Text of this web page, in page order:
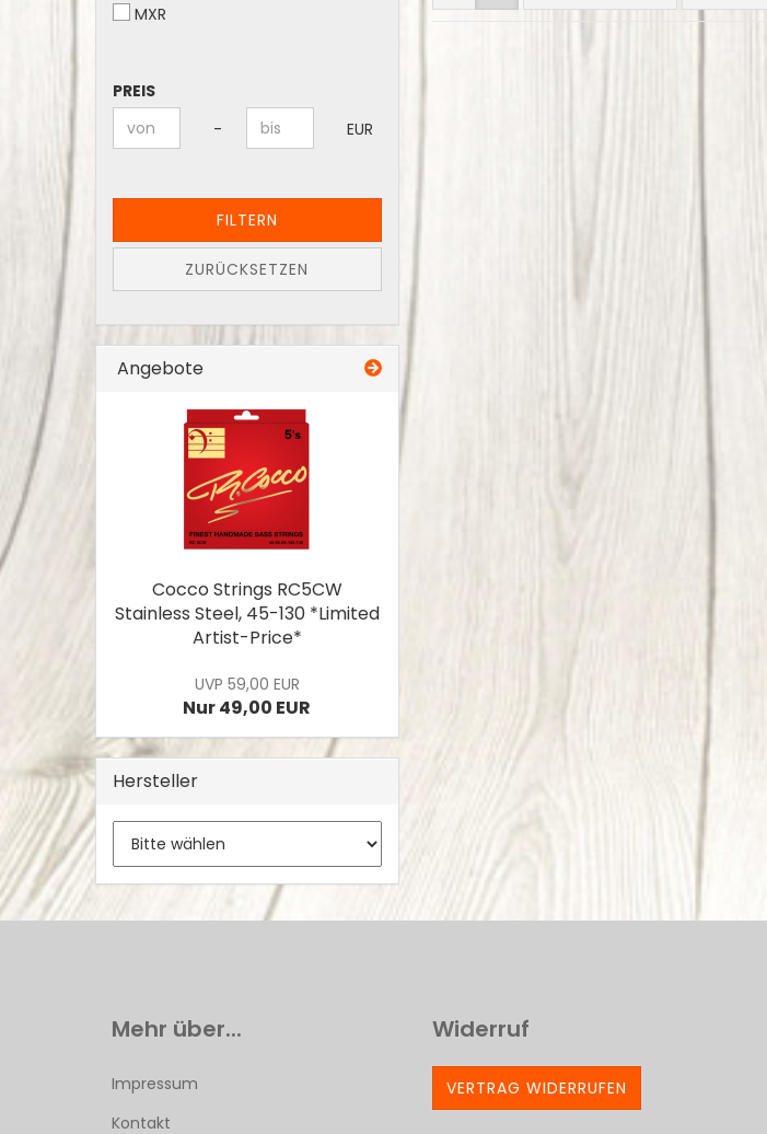
MXR
PREIS
Preis bis
- EUR
FILTERN
ZURÜCKSETZEN
Angebote
Cocco Strings RC5CW
Stainless Steel, 45-130 *Limited
Artist-Price*
UVP 59,00 EUR
Nur 49,00 EUR
Hersteller
Mehr über...
Impressum
Kontakt
Widerruf
VERTRAG WIDERRUFEN